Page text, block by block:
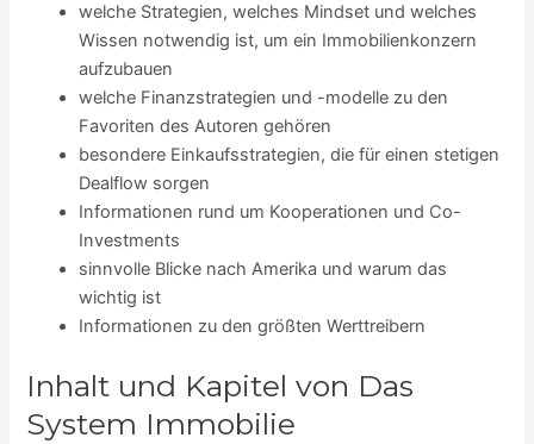
welche Strategien, welches Mindset und welches
Wissen notwendig ist, um ein Immobilienkonzern
aufzubauen
welche Finanzstrategien und -modelle zu den
Favoriten des Autoren gehören
besondere Einkaufsstrategien, die für einen stetigen
Dealflow sorgen
Informationen rund um Kooperationen und Co-
Investments
sinnvolle Blicke nach Amerika und warum das
wichtig ist
Informationen zu den größten Werttreibern
Inhalt und Kapitel von Das
System Immobilie